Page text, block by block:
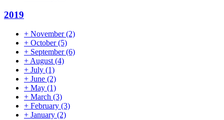
2019
+ November(2)
+ October(5)
+ September(6)
+August(4)
+ July (1)
+ June (2)
+ May (1)
+ March (3)
+ February (3)
+ January (2)